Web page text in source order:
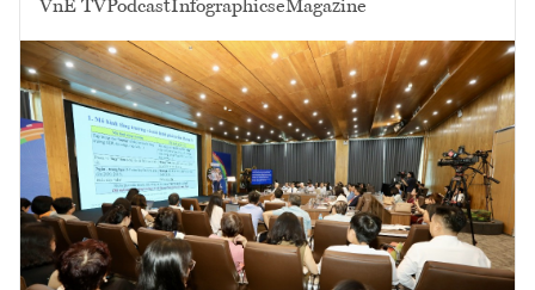
VnE TVPodcastInfographicseMagazine